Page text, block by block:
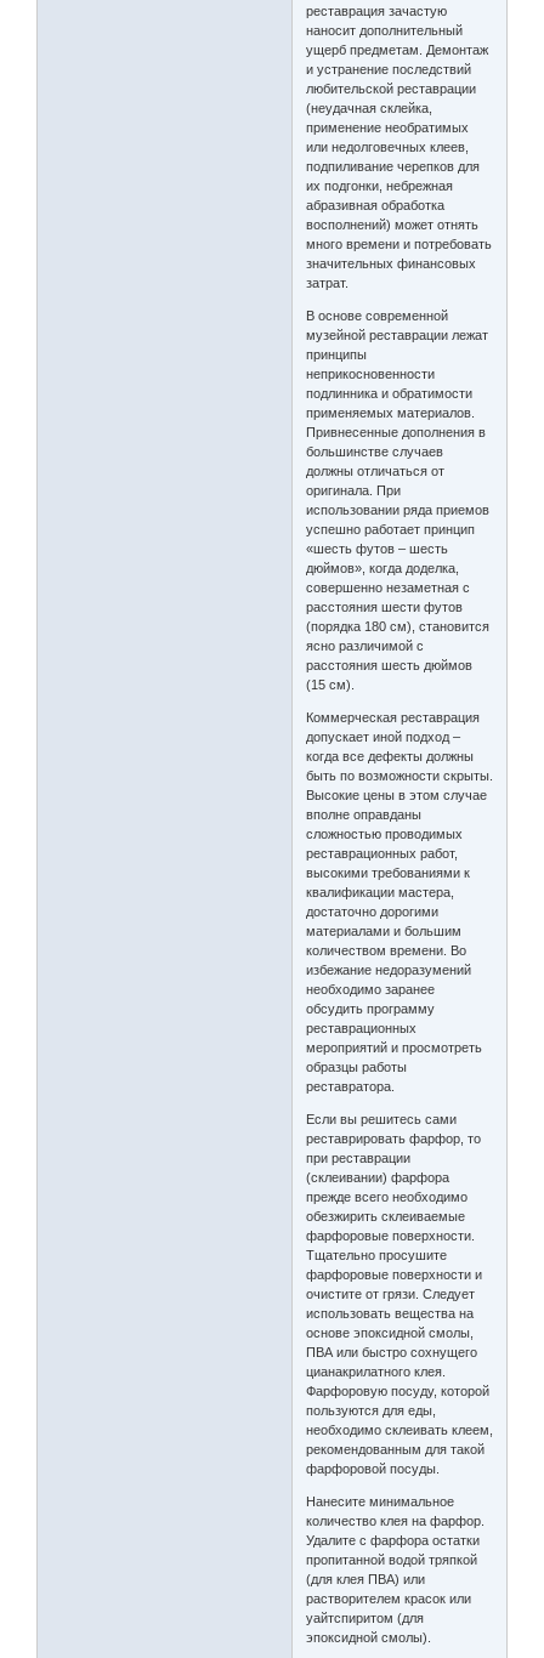
реставрация зачастую
наносит дополнительный
ущерб предметам. Демонтаж
и устранение последствий
любительской реставрации
(неудачная склейка,
применение необратимых
или недолговечных клеев,
подпиливание черепков для
их подгонки, небрежная
абразивная обработка
восполнений) может отнять
много времени и потребовать
значительных финансовых
затрат.
В основе современной
музейной реставрации лежат
принципы
неприкосновенности
подлинника и обратимости
применяемых материалов.
Привнесенные дополнения в
большинстве случаев
должны отличаться от
оригинала. При
использовании ряда приемов
успешно работает принцип
«шесть футов – шесть
дюймов», когда доделка,
совершенно незаметная с
расстояния шести футов
(порядка 180 см), становится
ясно различимой с
расстояния шесть дюймов
(15 см).
Коммерческая реставрация
допускает иной подход –
когда все дефекты должны
быть по возможности скрыты.
Высокие цены в этом случае
вполне оправданы
сложностью проводимых
реставрационных работ,
высокими требованиями к
квалификации мастера,
достаточно дорогими
материалами и большим
количеством времени. Во
избежание недоразумений
необходимо заранее
обсудить программу
реставрационных
мероприятий и просмотреть
образцы работы
реставратора.
Если вы решитесь сами
реставрировать фарфор, то
при реставрации
(склеивании) фарфора
прежде всего необходимо
обезжирить склеиваемые
фарфоровые поверхности.
Тщательно просушите
фарфоровые поверхности и
очистите от грязи. Следует
использовать вещества на
основе эпоксидной смолы,
ПВА или быстро сохнущего
цианакрилатного клея.
Фарфоровую посуду, которой
пользуются для еды,
необходимо склеивать клеем,
рекомендованным для такой
фарфоровой посуды.
Нанесите минимальное
количество клея на фарфор.
Удалите с фарфора остатки
пропитанной водой тряпкой
(для клея ПВА) или
растворителем красок или
уайтспиритом (для
эпоксидной смолы).